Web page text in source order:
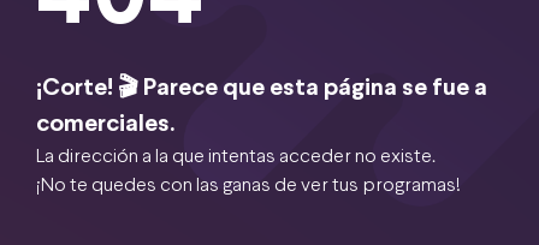
¡Corte! 🎬 Parece que esta página se fue a
comerciales.
La dirección a la que intentas acceder no existe.
¡No te quedes con las ganas de ver tus programas!